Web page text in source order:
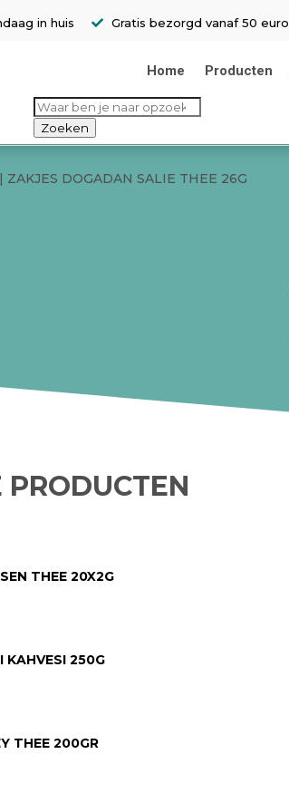
in huis Gratis bezorgd vanaf 50 euro
Home Producten
Producten
zoeken
Zoeken
| ZAKJES DOGADAN SALIE THEE 26G
PRODUCTEN
THEE 20X2G
KAHVESI 250G
THEE 200GR